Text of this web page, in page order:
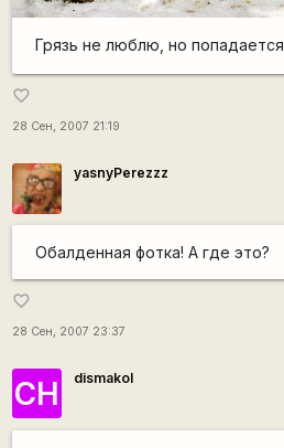
Грязь не люблю, но попадается
favorite_border
28 Сен, 2007 21:19
yasnyPerezzz
Обалденная фотка! А где это?
favorite_border
28 Сен, 2007 23:37
СН dismakol